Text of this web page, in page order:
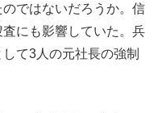
ではないだろうか。信
にも影響していた。兵
て3人の元社長の強制